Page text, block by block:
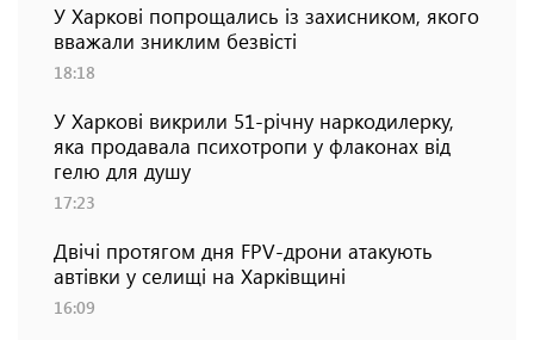
У Харкові попрощались із захисником, якого
вважали зниклим безвісті
18:18
У Харкові викрили 51-річну наркодилерку,
яка продавала психотропи у флаконах від
гелю для душу
17:23
Двічі протягом дня FPV-дрони атакують
автівки у селищі на Харківщині
16:09